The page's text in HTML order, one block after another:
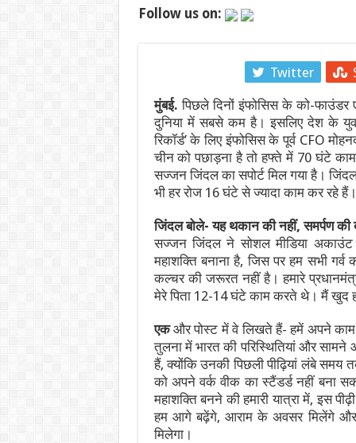
पाकिस्तान में सियासी भूचाल: शहबाज सरकार
सी-डैक और भारतीय भूवैज्ञानिक सर्वेक्षण ने
हैदराबाद में ब्रिक्स भ्रष्टाचार-विरोधी कार्य
उपभोक्ता कार्य विभाग ने 17 से 31 अगस्त,
Follow us on:
Twitter
मुंबई. पिछले दिनों इंफोसिस के को-फाउंडर
दुनिया में सबसे कम है। इसलिए देश के
रिकॉर्ड’ के लिए इंफोसिस के पूर्व CFO
चीन को पछाड़ना है तो हफ्ते में 70 घंटे
सज्जन जिंदल का सपोर्ट मिल गया है। जिंदल
भी हर रोज 16 घंटे से ज्यादा काम कर रहे
जिंदल बोले- यह थकान की नहीं, समर्पण की
सज्जन जिंदल ने सोशल मीडिया अकाउंट
महाशक्ति बनाना है, जिस पर हम सभी
कल्चर की जरूरत नहीं है। हमारे
मेरे पिता 12-14 घंटे काम करते थे। मैं खुद
एकऔर पोस्ट में वे लिखते हैं- हमें अपने काम
तुलना में भारत की परिस्थितियां और
हैं, क्योंकि उनकी पिछली पीढ़ियां लंबे समय
को अपने वर्क वीक का स्टैंडर्ड नहीं बना
महाशक्ति बनने की हमारी यात्रा में, इस
हम आगे बढ़ेंगे, आराम के अवसर मिलेंगे और
मिलेगा।